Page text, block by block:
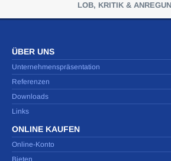
LOB, KRITIK &
ÜBER UNS
Unternehmenspräsentation
Referenzen
Downloads
Links
ONLINE KAUFEN
Online-Konto
Bieten